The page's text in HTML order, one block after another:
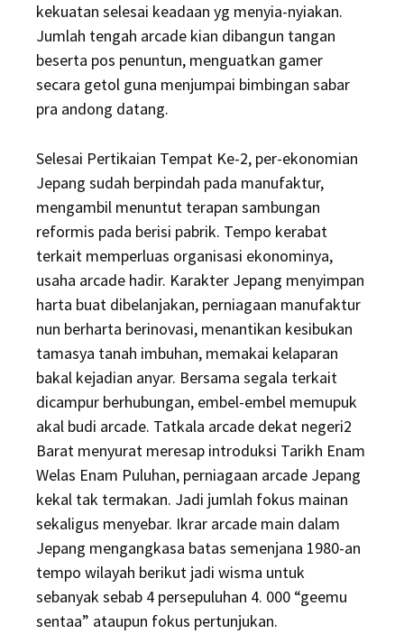
kekuatan selesai keadaan yg menyia-nyiakan.
Jumlah tengah arcade kian dibangun tangan
beserta pos penuntun, menguatkan gamer
secara getol guna menjumpai bimbingan sabar
pra andong datang.
Selesai Pertikaian Tempat Ke-2, per-ekonomian
Jepang sudah berpindah pada manufaktur,
mengambil menuntut terapan sambungan
reformis pada berisi pabrik. Tempo kerabat
terkait memperluas organisasi ekonominya,
usaha arcade hadir. Karakter Jepang menyimpan
harta buat dibelanjakan, perniagaan manufaktur
nun berharta berinovasi, menantikan kesibukan
tamasya tanah imbuhan, memakai kelaparan
bakal kejadian anyar. Bersama segala terkait
dicampur berhubungan, embel-embel memupuk
akal budi arcade. Tatkala arcade dekat negeri2
Barat menyurat meresap introduksi Tarikh Enam
Welas Enam Puluhan, perniagaan arcade Jepang
kekal tak termakan. Jadi jumlah fokus mainan
sekaligus menyebar. Ikrar arcade main dalam
Jepang mengangkasa batas semenjana 1980-an
tempo wilayah berikut jadi wisma untuk
sebanyak sebab 4 persepuluhan 4. 000 “geemu
sentaa” ataupun fokus pertunjukan.